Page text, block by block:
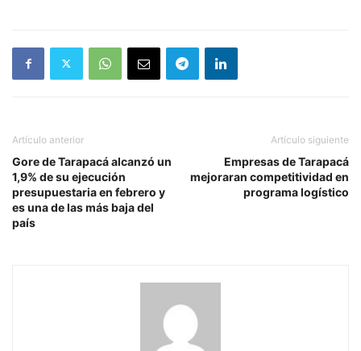
Artículo anterior
Gore de Tarapacá alcanzó un
1,9% de su ejecución
presupuestaria en febrero y
es una de las más baja del
país
Artículo siguiente
Empresas de Tarapacá
mejoraran competitividad en
programa logístico